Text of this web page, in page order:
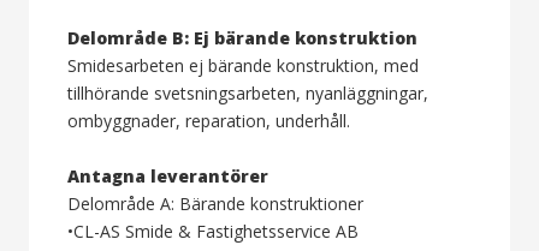
Delområde B: Ej bärande konstruktion
Smidesarbeten ej bärande konstruktion, med
tillhörande svetsningsarbeten, nyanläggningar,
ombyggnader, reparation, underhåll.
Antagna leverantörer
Delområde A: Bärande konstruktioner
•CL-AS Smide & Fastighetsservice AB